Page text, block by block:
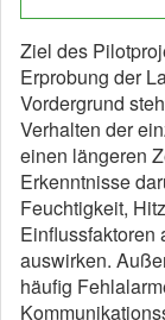
Ziel des
Erprobung der
Vordergrund
Verhalten der
einen längeren
Erkenntnisse
Feuchtigkeit,
Einflussfaktoren
auswirken.
häufig